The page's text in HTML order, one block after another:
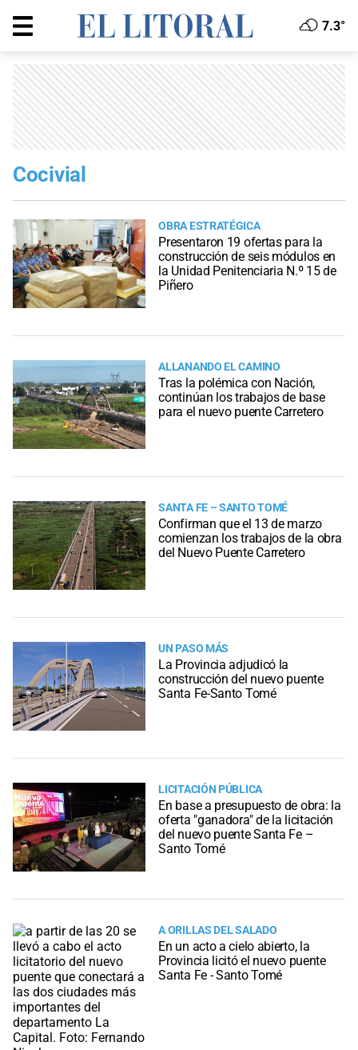
7.3°
Cocivial
OBRA ESTRATÉGICA
Presentaron 19 ofertas para la
construcción de seis módulos en
la Unidad Penitenciaria N.º 15 de
Piñero
ALLANANDO EL CAMINO
Tras la polémica con Nación,
continúan los trabajos de base
para el nuevo puente Carretero
SANTA FE – SANTO TOMÉ
Confirman que el 13 de marzo
comienzan los trabajos de la obra
del Nuevo Puente Carretero
UN PASO MÁS
La Provincia adjudicó la
construcción del nuevo puente
Santa Fe-Santo Tomé
LICITACIÓN PÚBLICA
En base a presupuesto de obra: la
oferta "ganadora" de la licitación
del nuevo puente Santa Fe –
Santo Tomé
A ORILLAS DEL SALADO
En un acto a cielo abierto, la
Provincia licitó el nuevo puente
Santa Fe - Santo Tomé